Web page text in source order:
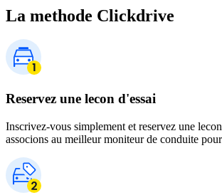
La methode Clickdrive
Reservez une lecon d'essai
Inscrivez-vous simplement et reservez une
associons au meilleur moniteur de conduite